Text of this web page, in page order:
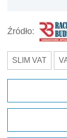
Źródło:
SLIM VAT